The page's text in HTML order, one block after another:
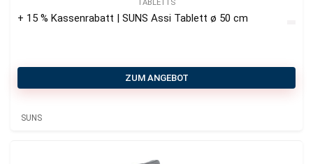
TABLETTS
+ 15 % Kassenrabatt | SUNS Assi Tablett ø 50 cm
ZUM ANGEBOT
SUNS